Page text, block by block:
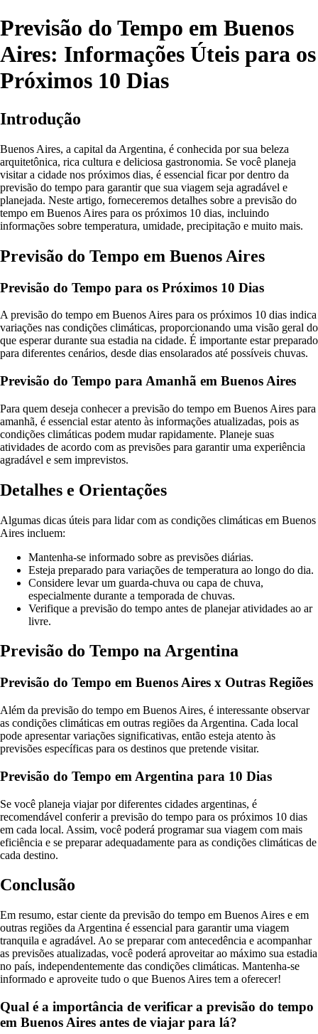
Previsão do Tempo em Buenos
Aires: Informações Úteis para os
Próximos 10 Dias
Introdução
Buenos Aires, a capital da Argentina, é conhecida por sua beleza
arquitetônica, rica cultura e deliciosa gastronomia. Se você planeja
visitar a cidade nos próximos dias, é essencial ficar por dentro da
previsão do tempo para garantir que sua viagem seja agradável e
planejada. Neste artigo, forneceremos detalhes sobre a previsão do
tempo em Buenos Aires para os próximos 10 dias, incluindo
informações sobre temperatura, umidade, precipitação e muito mais.
Previsão do Tempo em Buenos Aires
Previsão do Tempo para os Próximos 10 Dias
A previsão do tempo em Buenos Aires para os próximos 10 dias indica
variações nas condições climáticas, proporcionando uma visão geral do
que esperar durante sua estadia na cidade. É importante estar preparado
para diferentes cenários, desde dias ensolarados até possíveis chuvas.
Previsão do Tempo para Amanhã em Buenos Aires
Para quem deseja conhecer a previsão do tempo em Buenos Aires para
amanhã, é essencial estar atento às informações atualizadas, pois as
condições climáticas podem mudar rapidamente. Planeje suas
atividades de acordo com as previsões para garantir uma experiência
agradável e sem imprevistos.
Detalhes e Orientações
Algumas dicas úteis para lidar com as condições climáticas em Buenos
Aires incluem:
Mantenha-se informado sobre as previsões diárias.
Esteja preparado para variações de temperatura ao longo do dia.
Considere levar um guarda-chuva ou capa de chuva,
especialmente durante a temporada de chuvas.
Verifique a previsão do tempo antes de planejar atividades ao ar
livre.
Previsão do Tempo na Argentina
Previsão do Tempo em Buenos Aires x Outras Regiões
Além da previsão do tempo em Buenos Aires, é interessante observar
as condições climáticas em outras regiões da Argentina. Cada local
pode apresentar variações significativas, então esteja atento às
previsões específicas para os destinos que pretende visitar.
Previsão do Tempo em Argentina para 10 Dias
Se você planeja viajar por diferentes cidades argentinas, é
recomendável conferir a previsão do tempo para os próximos 10 dias
em cada local. Assim, você poderá programar sua viagem com mais
eficiência e se preparar adequadamente para as condições climáticas de
cada destino.
Conclusão
Em resumo, estar ciente da previsão do tempo em Buenos Aires e em
outras regiões da Argentina é essencial para garantir uma viagem
tranquila e agradável. Ao se preparar com antecedência e acompanhar
as previsões atualizadas, você poderá aproveitar ao máximo sua estadia
no país, independentemente das condições climáticas. Mantenha-se
informado e aproveite tudo o que Buenos Aires tem a oferecer!
Qual é a importância de verificar a previsão do tempo
em Buenos Aires antes de viajar para lá?